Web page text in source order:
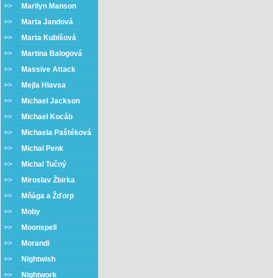
>>
Marilyn Manson
>>
Marta Jandová
>>
Marta Kubišová
>>
Martina Balogová
>>
Massive Attack
>>
Mejla Hlavsa
>>
Michael Jackson
>>
Michael Kocáb
>>
Michaela Paštéková
>>
Michal Penk
>>
Michal Tučný
>>
Miroslav Žbirka
>>
Mňága a Žďorp
>>
Moby
>>
Moonspell
>>
Morandi
>>
Nightwish
>>
Nightwork